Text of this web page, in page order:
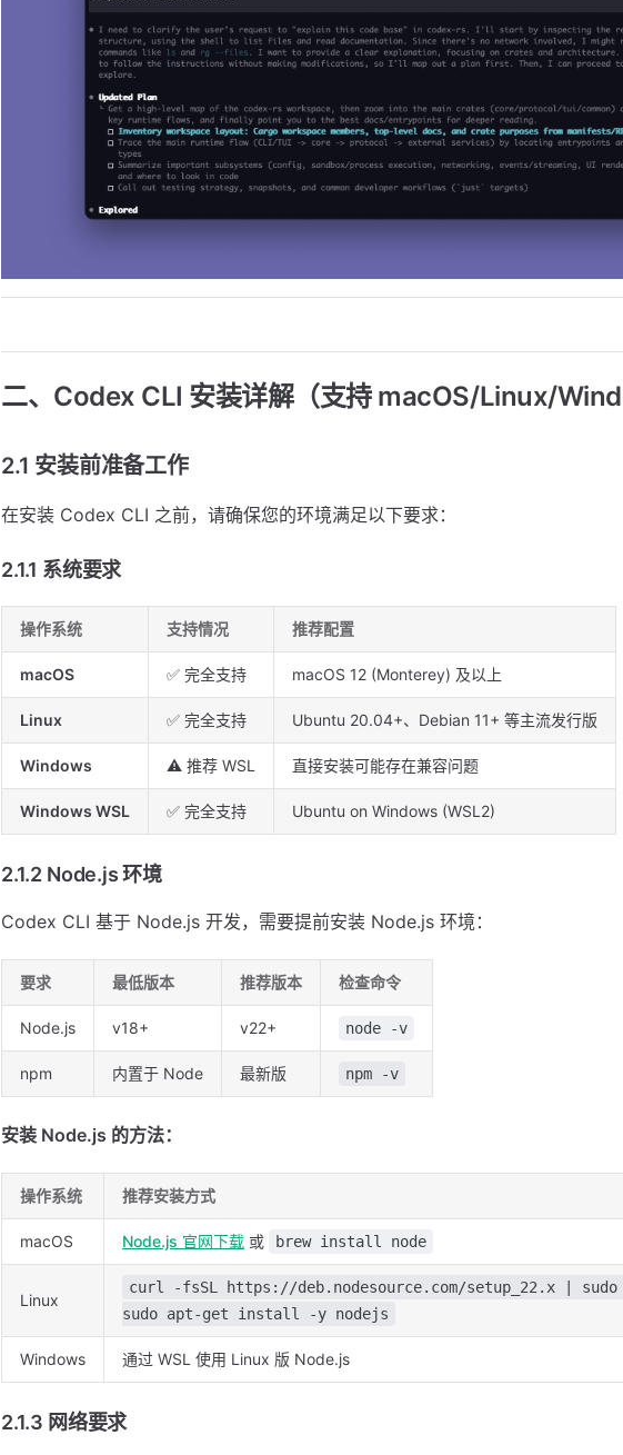
二、Codex CLI 安装详解（支持 macOS/Linux/
2.1 安装前准备工作
在安装 Codex CLI 之前，请确保您的环境满足以下要求：
2.1.1 系统要求
操作系统 支持情况 推荐配置
macOS ✅ 完全支持 macOS 12 (Monterey) 及以上
Linux ✅ 完全支持 Ubuntu 20.04+、Debian 11+ 等主流发行版
Windows ⚠️ 推荐 WSL 直接安装可能存在兼容问题
Windows WSL ✅ 完全支持 Ubuntu on Windows (WSL2)
2.1.2 Node.js 环境
Codex CLI 基于 Node.js 开发，需要提前安装 Node.js 环境：
要求 最低版本 推荐版本 检查命令
Node.js v18+ v22+ node -v
npm 内置于 Node 最新版 npm -v
安装 Node.js 的方法：
操作系统 推荐安装方式
macOS Node.js 官网下载 或 brew install node
Linux
curl -fsSL https://deb.nodesource.com/setup_22.x | sudo
sudo apt-get install -y nodejs
Windows 通过 WSL 使用 Linux 版 Node.js
2.1.3 网络要求